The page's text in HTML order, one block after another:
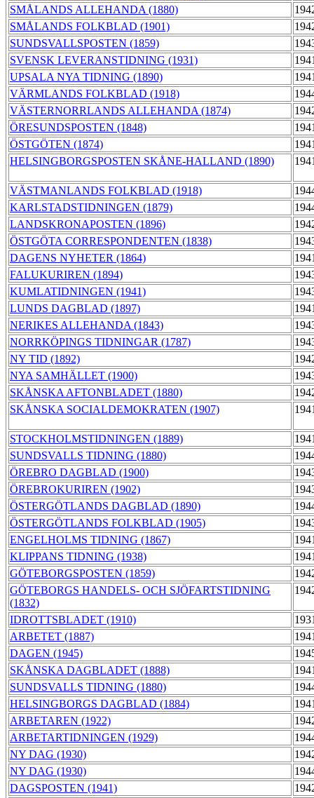
SMÅLANDS ALLEHANDA (1880)
SMÅLANDS FOLKBLAD (1901)
SUNDSVALLSPOSTEN (1859)
SVENSK LEVERANSTIDNING (1931)
UPSALA NYA TIDNING (1890)
VÄRMLANDS FOLKBLAD (1918)
VÄSTERNORRLANDS ALLEHANDA (1874)
ÖRESUNDSPOSTEN (1848)
ÖSTGÖTEN (1874)
HELSINGBORGSPOSTEN SKÅNE-HALLAND (1890)
VÄSTMANLANDS FOLKBLAD (1918)
KARLSTADSTIDNINGEN (1879)
LANDSKRONAPOSTEN (1896)
ÖSTGÖTA CORRESPONDENTEN (1838)
DAGENS NYHETER (1864)
FALUKURIREN (1894)
KUMLATIDNINGEN (1941)
LUNDS DAGBLAD (1897)
NERIKES ALLEHANDA (1843)
NORRKÖPINGS TIDNINGAR (1787)
NY TID (1892)
NYA SAMHÄLLET (1900)
SKÅNSKA AFTONBLADET (1880)
SKÅNSKA SOCIALDEMOKRATEN (1907)
STOCKHOLMSTIDNINGEN (1889)
SUNDSVALLS TIDNING (1880)
ÖREBRO DAGBLAD (1900)
ÖREBROKURIREN (1902)
ÖSTERGÖTLANDS DAGBLAD (1890)
ÖSTERGÖTLANDS FOLKBLAD (1905)
ENGELHOLMS TIDNING (1867)
KLIPPANS TIDNING (1938)
GÖTEBORGSPOSTEN (1859)
GÖTEBORGS HANDELS- OCH SJÖFARTSTIDNING
(1832)
IDROTTSBLADET (1910)
ARBETET (1887)
DAGEN (1945)
SKÅNSKA DAGBLADET (1888)
SUNDSVALLS TIDNING (1880)
HELSINGBORGS DAGBLAD (1884)
ARBETAREN (1922)
ARBETARTIDNINGEN (1929)
NY DAG (1930)
NY DAG (1930)
DAGSPOSTEN (1941)